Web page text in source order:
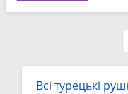
Всі турецькі